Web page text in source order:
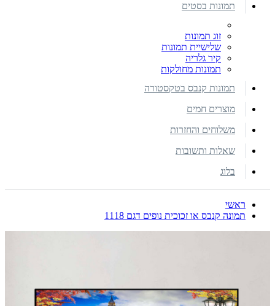
תמונות בסטים
זוג תמונות
שלישיית תמונות
קיר גלריה
תמונות מחולקות
תמונות קנבס בטקסטורה
מוצרים חמים
משלוחים והחזרות
שאלות ותשובות
בלוג
ראשי
תמונה קנבס או זכוכית נופים דגם 1118